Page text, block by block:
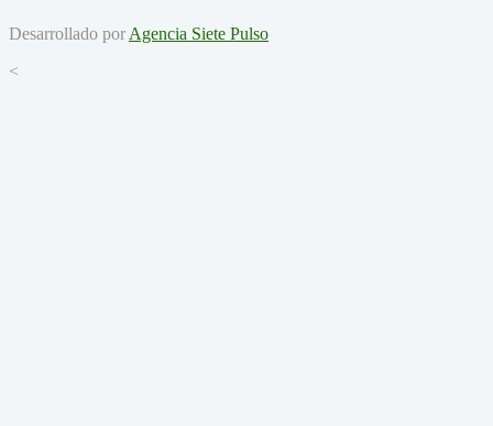
Desarrollado por Agencia Siete Pulso
<